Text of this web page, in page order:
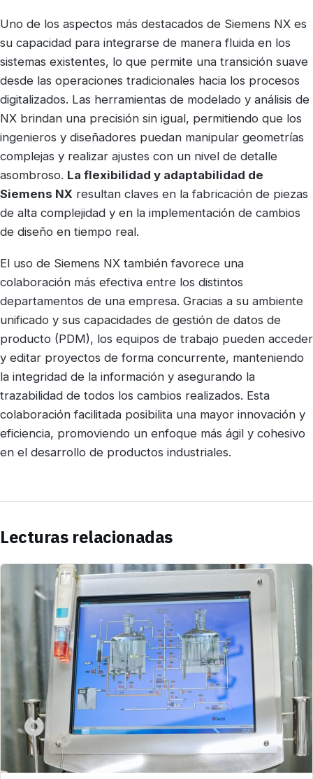
Uno de los aspectos más destacados de Siemens NX es
su capacidad para integrarse de manera fluida en los
sistemas existentes, lo que permite una transición suave
desde las operaciones tradicionales hacia los procesos
digitalizados. Las herramientas de modelado y análisis de
NX brindan una precisión sin igual, permitiendo que los
ingenieros y diseñadores puedan manipular geometrías
complejas y realizar ajustes con un nivel de detalle
asombroso. La flexibilidad y adaptabilidad de
Siemens NX resultan claves en la fabricación de piezas
de alta complejidad y en la implementación de cambios
de diseño en tiempo real.
El uso de Siemens NX también favorece una
colaboración más efectiva entre los distintos
departamentos de una empresa. Gracias a su ambiente
unificado y sus capacidades de gestión de datos de
producto (PDM), los equipos de trabajo pueden acceder
y editar proyectos de forma concurrente, manteniendo
la integridad de la información y asegurando la
trazabilidad de todos los cambios realizados. Esta
colaboración facilitada posibilita una mayor innovación y
eficiencia, promoviendo un enfoque más ágil y cohesivo
en el desarrollo de productos industriales.
Lecturas relacionadas